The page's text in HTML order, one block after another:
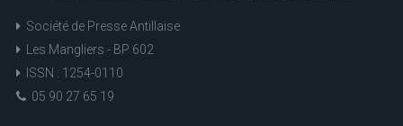
Société de Presse Antillaise
Les Mangliers - BP 602
ISSN : 1254-0110
05 90 27 65 19